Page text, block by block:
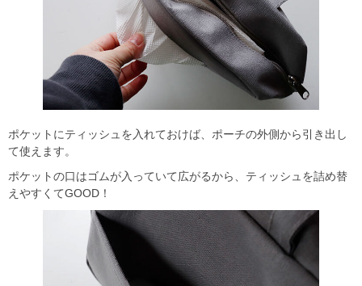
ポケットにティッシュを入れておけば、ポーチの外側から引き出し
て使えます。
ポケットの口はゴムが入っていて広がるから、ティッシュを詰め替
えやすくてGOOD！